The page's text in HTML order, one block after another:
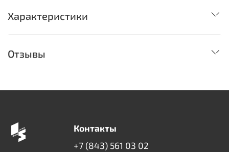
Характеристики
Отзывы
Контакты
+7 (843) 561 03 02